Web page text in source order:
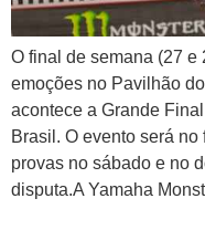
O final de semana (27 e
emoções no Pavilhão
acontece a Grande
Brasil. O evento será
provas no sábado e no
disputa.A Yamaha